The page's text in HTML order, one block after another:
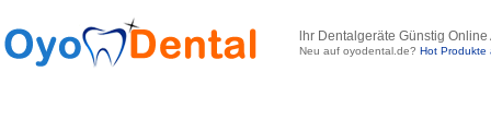
lhr Dentalgeräte Günstig
Neu auf oyodental.de? Hot Produkte